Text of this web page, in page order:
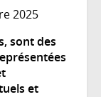
2025
sont des
et